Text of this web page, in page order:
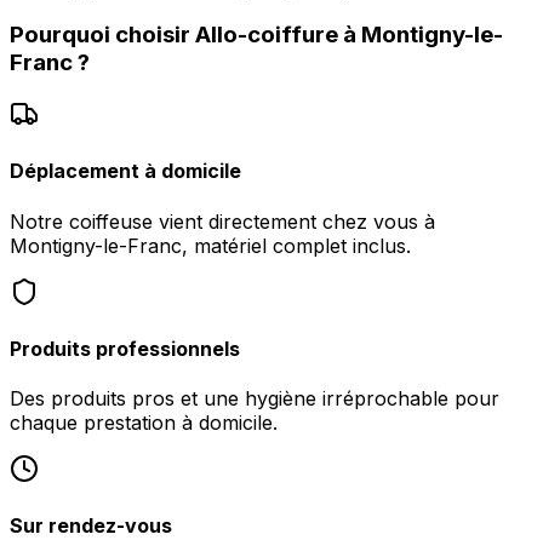
Pourquoi choisir Allo-coiffure à Montigny-le-
Franc?
Déplacement à domicile
Notre coiffeuse vient directement chez vous à
Montigny-le-Franc, matériel complet inclus.
Produits professionnels
Des produits pros et une hygiène irréprochable pour
chaque prestation à domicile.
Sur rendez-vous